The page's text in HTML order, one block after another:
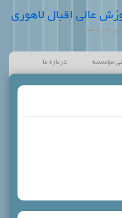
عالی اقبال لاهوری
غیر انتفاعی
مؤسسه درباره ما